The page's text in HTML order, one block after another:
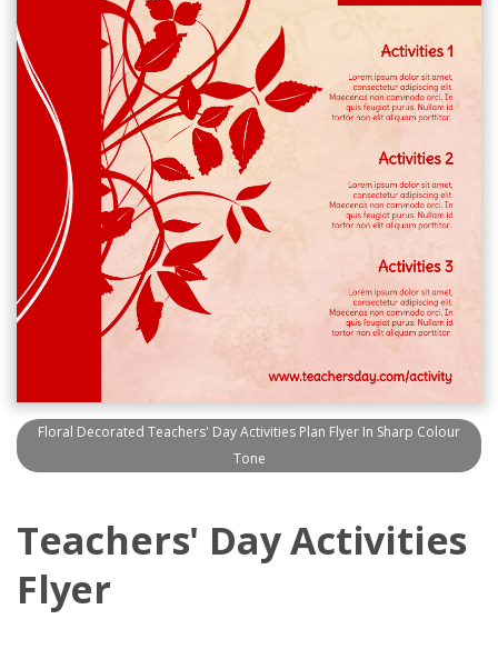
Floral Decorated Teachers' Day Activities Plan Flyer In Sharp Colour
Tone
Teachers' Day Activities
Flyer